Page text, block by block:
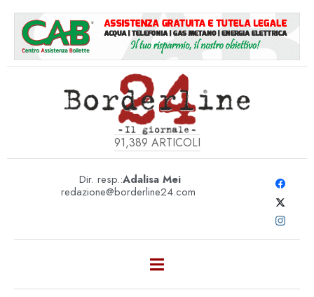
91,389 ARTICOLI
Dir. resp.:Adalisa Mei
redazione@borderline24.com